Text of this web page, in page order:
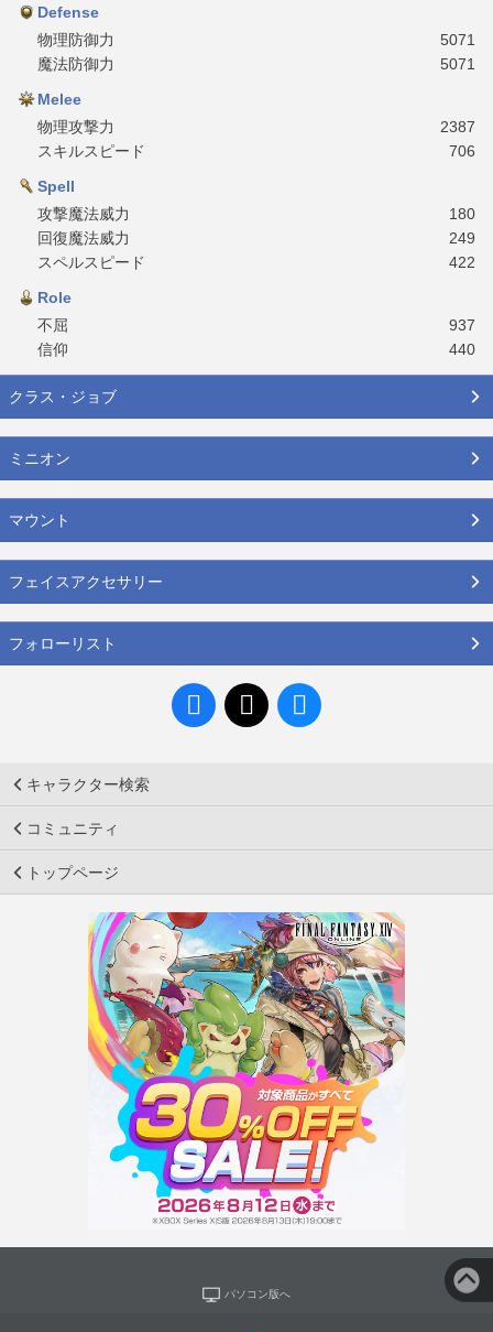
Defense
物理防御力
5071
魔法防御力
5071
Melee
物理攻撃力
2387
スキルスピード
706
Spell
攻撃魔法威力
180
回復魔法威力
249
スペルスピード
422
Role
不屈
937
信仰
440
クラス・ジョブ
ミニオン
マウント
フェイスアクセサリー
フォローリスト
キャラクター検索
コミュニティ
トップページ
パソコン版へ